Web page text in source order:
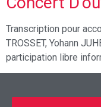
Transcription pour
TROSSET, Yohann
participation libre